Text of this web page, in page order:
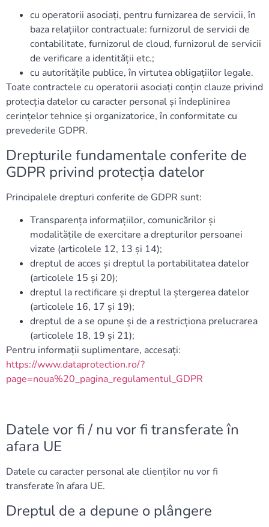
cu operatorii asociați, pentru furnizarea de servicii, în
baza relațiilor contractuale: furnizorul de servicii de
contabilitate, furnizorul de cloud, furnizorul de servicii
de verificare a identității etc.;
cu autoritățile publice, în virtutea obligațiilor legale.
Toate contractele cu operatorii asociați conțin clauze privind
protecția datelor cu caracter personal și îndeplinirea
cerințelor tehnice și organizatorice, în conformitate cu
prevederile GDPR.
Drepturile fundamentale conferite de
GDPR privind protecția datelor
Principalele drepturi conferite de GDPR sunt:
Transparența informațiilor, comunicărilor și
modalitățile de exercitare a drepturilor persoanei
vizate (articolele 12, 13 și 14);
dreptul de acces și dreptul la portabilitatea datelor
(articolele 15 și 20);
dreptul la rectificare și dreptul la ștergerea datelor
(articolele 16, 17 și 19);
dreptul de a se opune și de a restricționa prelucrarea
(articolele 18, 19 și 21);
Pentru informații suplimentare, accesați:
https://www.dataprotection.ro/?
page=noua%20_pagina_regulamentul_GDPR
Datele vor fi / nu vor fi transferate în
afara UE
Datele cu caracter personal ale clienților nu vor fi
transferate în afara UE.
Dreptul de a depune o plângere